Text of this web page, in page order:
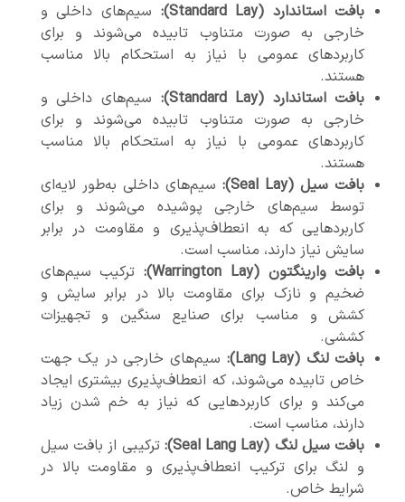
بافت استاندارد (Standard Lay):
سیم‌های داخلی و
خارجی به صورت متناوب تابیده می‌شوند و برای
کاربردهای عمومی با نیاز به استحکام بالا مناسب
هستند.
بافت استاندارد (Standard Lay):
سیم‌های داخلی و
خارجی به صورت متناوب تابیده می‌شوند و برای
کاربردهای عمومی با نیاز به استحکام بالا مناسب
هستند.
بافت سیل (Seal Lay):
سیم‌های داخلی به‌طور لایه‌ای
توسط سیم‌های خارجی پوشیده می‌شوند و برای
کاربردهایی که به انعطاف‌پذیری و مقاومت در برابر
سایش نیاز دارند، مناسب است.
بافت وارینگتون (Warrington Lay):
ترکیب سیم‌های
ضخیم و نازک برای مقاومت بالا در برابر سایش و
کشش و مناسب برای صنایع سنگین و تجهیزات
کششی.
بافت لنگ (Lang Lay):
سیم‌های خارجی در یک جهت
خاص تابیده می‌شوند، که انعطاف‌پذیری بیشتری ایجاد
می‌کند و برای کاربردهایی که نیاز به خم شدن زیاد
دارند، مناسب است.
بافت سیل لنگ (Seal Lang Lay):
ترکیبی از بافت سیل
و لنگ برای ترکیب انعطاف‌پذیری و مقاومت بالا در
شرایط خاص.